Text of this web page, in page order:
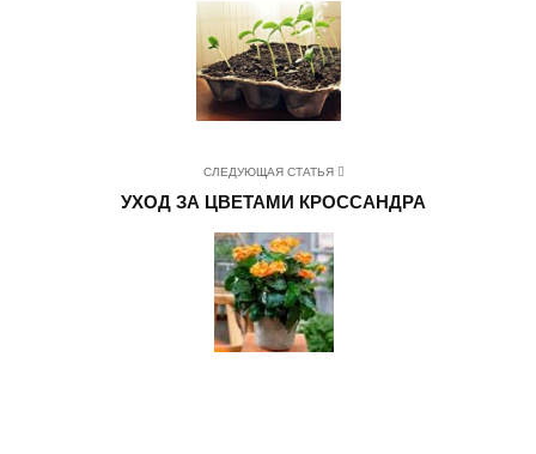
СЛЕДУЮЩАЯ СТАТЬЯ
УХОД ЗА ЦВЕТАМИ КРОССАНДРА